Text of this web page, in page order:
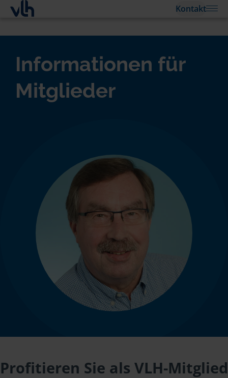
Kontakt
Informationen für
Mitglieder
Profitieren Sie als VLH-Mitglied